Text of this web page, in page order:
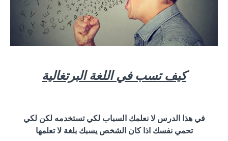
كيف تسب في اللغة البرتغالية
في هذا الدرس لا نعلمك السباب لكي تستخدمه لكن لكي
تحمي نفسك اذا كان الشخص يسبك بلغة لا تعلمها